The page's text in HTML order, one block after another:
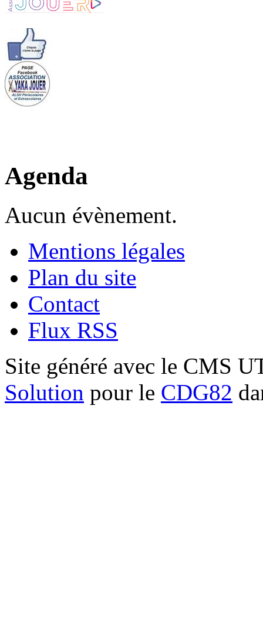
Agenda
Aucun évènement.
Mentions légales
Plan du site
Contact
Flux RSS
Site généré avec le CMS
Solution pour le CDG82